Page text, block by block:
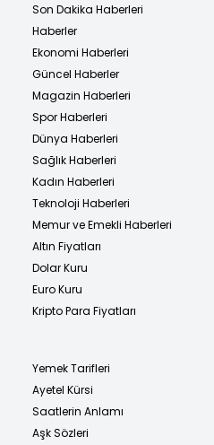
Son Dakika Haberleri
Haberler
Ekonomi Haberleri
Güncel Haberler
Magazin Haberleri
Spor Haberleri
Dünya Haberleri
Sağlık Haberleri
Kadın Haberleri
Teknoloji Haberleri
Memur ve Emekli Haberleri
Altın Fiyatları
Dolar Kuru
Euro Kuru
Kripto Para Fiyatları
Yemek Tarifleri
Ayetel Kürsi
Saatlerin Anlamı
Aşk Sözleri